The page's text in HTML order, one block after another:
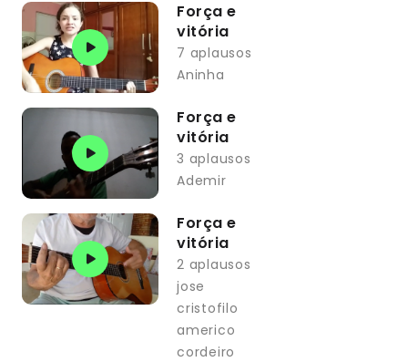
Força e
vitória
7 aplausos
Aninha
Força e
vitória
3 aplausos
Ademir
Força e
vitória
2 aplausos
jose
cristofilo
americo
cordeiro